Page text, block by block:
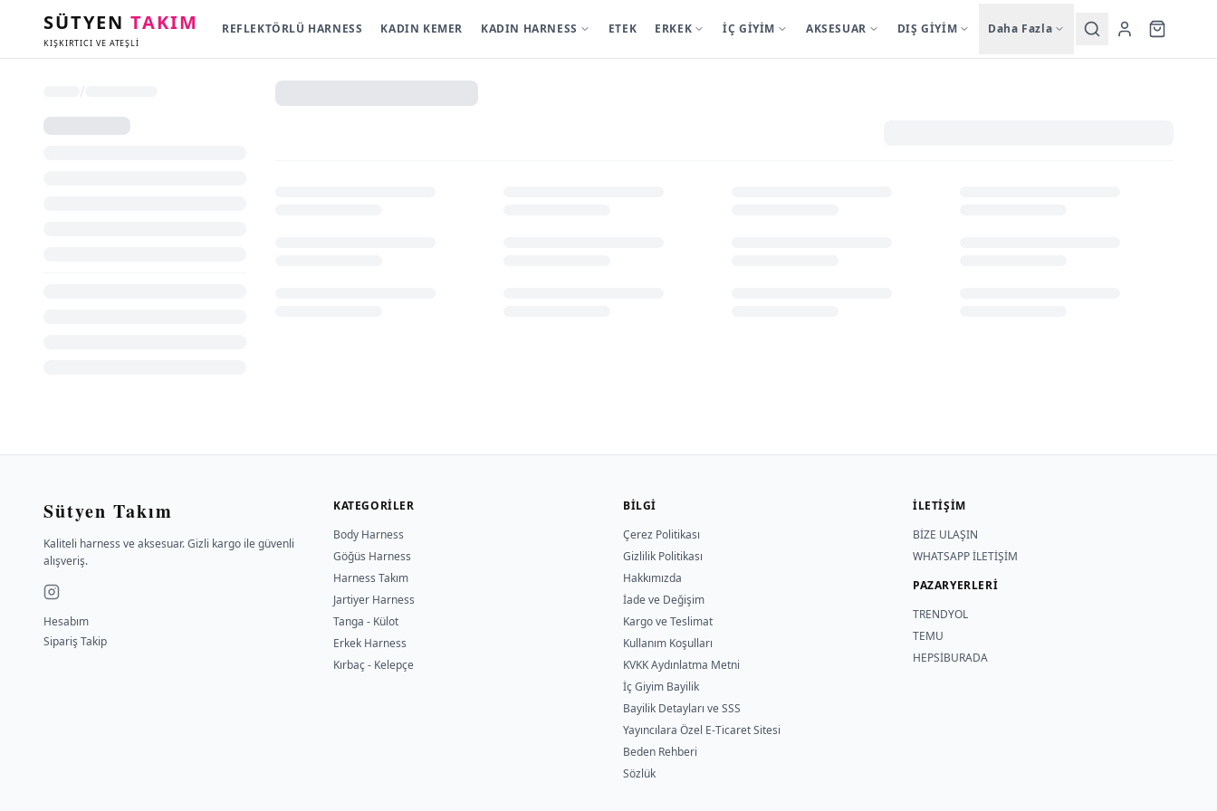
SÜTYEN TAKIM
KIŞKIRTICI VE ATEŞLİ
REFLEKTÖRLÜ HARNESS KADIN KEMER KADIN HARNESS ETEK ERKEK İÇ GİYİM AKSESUAR DIŞ GİYİM Daha Fazla
/
Sütyen Takım
Kaliteli harness ve aksesuar. Gizli kargo ile güvenli
alışveriş.
Hesabım
Sipariş Takip
KATEGORILER
Body Harness
Göğüs Harness
Harness Takım
Jartiyer Harness
Tanga - Külot
Erkek Harness
Kırbaç - Kelepçe
BILGI
Çerez Politikası
Gizlilik Politikası
Hakkımızda
İade ve Değişim
Kargo ve Teslimat
Kullanım Koşulları
KVKK Aydınlatma Metni
İç Giyim Bayilik
Bayilik Detayları ve SSS
Yayıncılara Özel E-Ticaret Sitesi
Beden Rehberi
Sözlük
İLETİŞİM
BİZE ULAŞIN
WHATSAPP İLETİŞİM
PAZARYERLERİ
TRENDYOL
TEMU
HEPSİBURADA